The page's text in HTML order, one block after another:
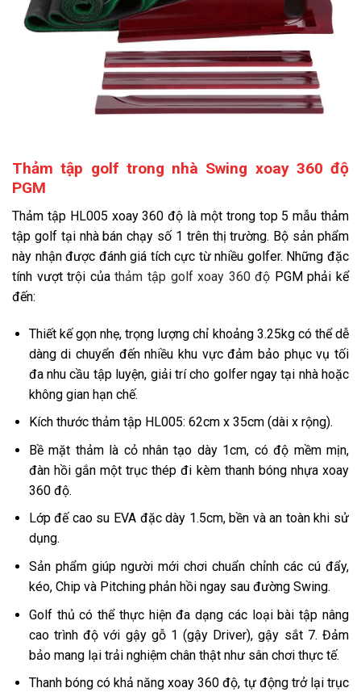
Thảm tập golf trong nhà Swing xoay 360 độ
PGM
Thảm tập HL005 xoay 360 độ là một trong top 5 mẫu thảm
tập golf tại nhà bán chạy số 1 trên thị trường. Bộ sản phẩm
này nhận được đánh giá tích cực từ nhiều golfer. Những đặc
tính vượt trội củathảm tập golf xoay 360 độ PGM phải kể
đến:
Thiết kế gọn nhẹ, trọng lượng chỉ khoảng 3.25kg có thể dễ
dàng di chuyển đến nhiều khu vực đảm bảo phục vụ tối
đa nhu cầu tập luyện, giải trí cho golfer ngay tại nhà hoặc
không gian hạn chế.
Kích thước thảm tập HL005: 62cm x 35cm (dài x rộng).
Bề mặt thảm là cỏ nhân tạo dày 1cm, có độ mềm mịn,
đàn hồi gắn một trục thép đi kèm thanh bóng nhựa xoay
360 độ.
Lớp đế cao su EVA đặc dày 1.5cm, bền và an toàn khi sử
dụng.
Sản phẩm giúp người mới chơi chuẩn chỉnh các cú đẩy,
kéo, Chip và Pitching phản hồi ngay sau đường Swing.
Golf thủ có thể thực hiện đa dạng các loại bài tập nâng
cao trình độ với gậy gỗ 1 (gậy Driver), gậy sắt 7. Đảm
bảo mang lại trải nghiệm chân thật như sân chơi thực tế.
Thanh bóng có khả năng xoay 360 độ, tự động trở lại trục